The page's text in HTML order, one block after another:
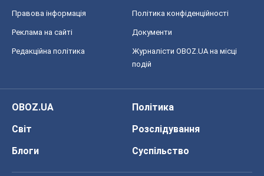
Правова інформація Політика конфіденційності
Реклама на сайті Документи
Редакційна політика
Журналісти OBOZ.UA на місці
подій
OBOZ.UA
Політика
Світ
Розслідування
Блоги
Суспільство